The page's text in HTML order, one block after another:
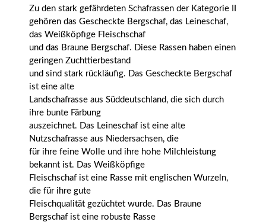
Zu den stark gefährdeten Schafrassen der Kategorie II
gehören das Gescheckte Bergschaf, das Leineschaf,
das Weißköpfige Fleischschaf
und das Braune Bergschaf. Diese Rassen haben einen
geringen Zuchttierbestand
und sind stark rückläufig. Das Gescheckte Bergschaf
ist eine alte
Landschafrasse aus Süddeutschland, die sich durch
ihre bunte Färbung
auszeichnet. Das Leineschaf ist eine alte
Nutzschafrasse aus Niedersachsen, die
für ihre feine Wolle und ihre hohe Milchleistung
bekannt ist. Das Weißköpfige
Fleischschaf ist eine Rasse mit englischen Wurzeln,
die für ihre gute
Fleischqualität gezüchtet wurde. Das Braune
Bergschaf ist eine robuste Rasse